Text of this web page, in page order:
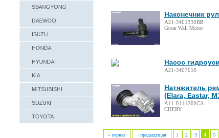
SSANGYONG
DAEWOO
ISUZU
HONDA
HYUNDAI
KIA
MITSUBISHI
SUZUKI
TOYOTA
Наконечник
A21-3401330BB
Great Wall Motor
Насос
А21-3407010
Натяжитель
(Elara, Eastar,
A11-8111200CA
CHERY
« первая ‹ предыдущая 1 2 3 4 5